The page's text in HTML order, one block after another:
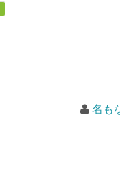
名も